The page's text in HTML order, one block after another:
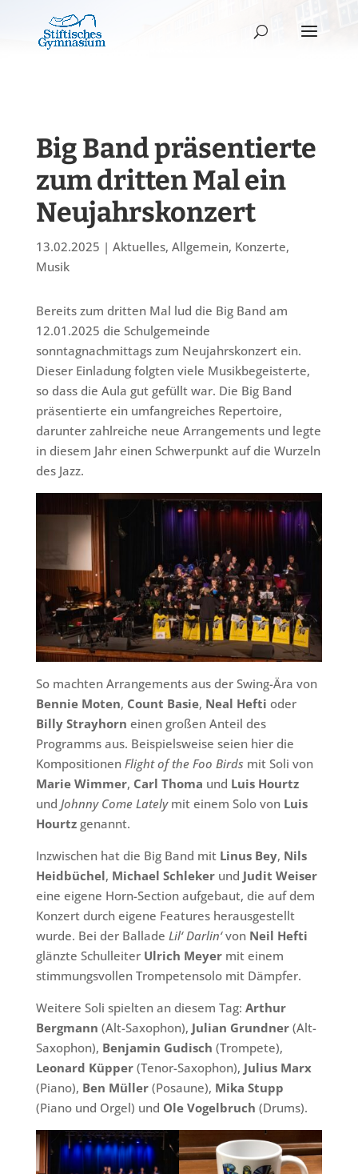
Big Band präsentierte
zum dritten Mal ein
Neujahrskonzert
13.02.2025 | Aktuelles, Allgemein, Konzerte,
Musik
Bereits zum dritten Mal lud die Big Band am
12.01.2025 die Schulgemeinde
sonntagnachmittags zum Neujahrskonzert ein.
Dieser Einladung folgten viele Musikbegeisterte,
so dass die Aula gut gefüllt war. Die Big Band
präsentierte ein umfangreiches Repertoire,
darunter zahlreiche neue Arrangements und legte
in diesem Jahr einen Schwerpunkt auf die Wurzeln
des Jazz.
So machten Arrangements aus der Swing-Ära von
Bennie Moten, Count Basie, Neal Hefti oder
Billy Strayhorn einen großen Anteil des
Programms aus. Beispielsweise seien hier die
Kompositionen Flight of the Foo Birds mit Soli von
Marie Wimmer, Carl Thoma und Luis Hourtz
und Johnny Come Lately mit einem Solo von Luis
Hourtz genannt.
Inzwischen hat die Big Band mit Linus Bey, Nils
Heidbüchel, Michael Schlekerund Judit Weiser
eine eigene Horn-Section aufgebaut, die auf dem
Konzert durch eigene Features herausgestellt
wurde. Bei der Ballade Lil‘ Darlin‘von Neil Hefti
glänzte Schulleiter Ulrich Meyer mit einem
stimmungsvollen Trompetensolo mit Dämpfer.
Weitere Soli spielten an diesem Tag: Arthur
Bergmann (Alt-Saxophon), Julian Grundner(Alt-
Saxophon), Benjamin Gudisch (Trompete),
Leonard Küpper(Tenor-Saxophon), Julius Marx
(Piano), Ben Müller(Posaune), Mika Stupp
(Piano und Orgel) und Ole Vogelbruch (Drums).